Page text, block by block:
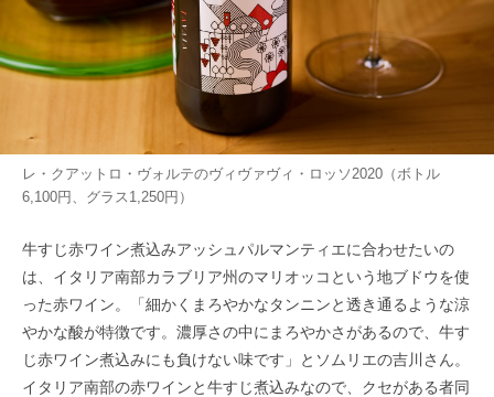
レ・クアットロ・ヴォルテのヴィヴァヴィ・ロッソ2020（ボトル
6,100円、グラス1,250円）
牛すじ赤ワイン煮込みアッシュパルマンティエに合わせたいの
は、イタリア南部カラブリア州のマリオッコという地ブドウを使
った赤ワイン。「細かくまろやかなタンニンと透き通るような涼
やかな酸が特徴です。濃厚さの中にまろやかさがあるので、牛す
じ赤ワイン煮込みにも負けない味です」とソムリエの吉川さん。
イタリア南部の赤ワインと牛すじ煮込みなので、クセがある者同